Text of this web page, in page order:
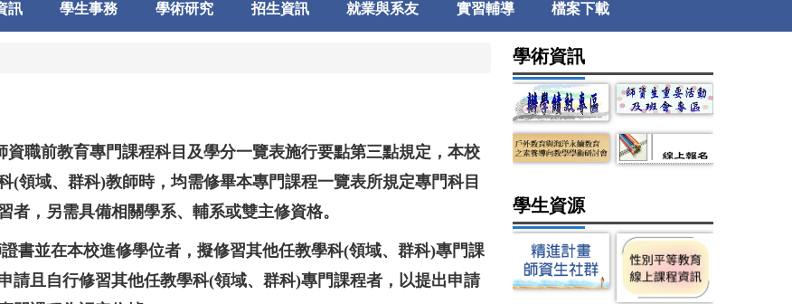
訊 學生事務 學術研究 招生資訊 就業與系友 實習輔導 檔案下載
職前教育專門課程科目及學分一覽表施行要點第三點規定，本校
領域、群科)教師時，均需修畢本專門課程一覽表所規定專門科目
，另需具備相關學系、輔系或雙主修資格。
書並在本校進修學位者，擬修習其他任教學科(領域、群科)專門課
請且自行修習其他任教學科(領域、群科)專門課程者，以提出申請
學術資訊
學生資源